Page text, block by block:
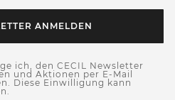
ANMELDEN
ich, den CECIL Newsletter
und Aktionen per E-Mail
Diese Einwilligung kann